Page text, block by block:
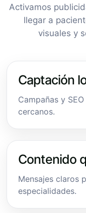
Activamos
llegar a
visuales y
Captación
Campañas y
cercanos.
Contenido
Mensajes claros
especialidades.